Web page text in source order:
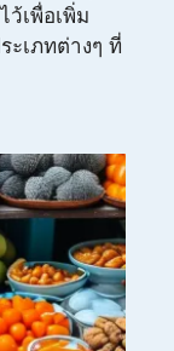
เพื่อเพิ่ม
เภทต่างๆ ที่